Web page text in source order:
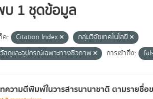
1 ชุดข้อมูล
ค: Citation Index
กลุ่มวิจัยเทคโนโลยี
วัสดุและอุปกรณ์เฉพาะทางชีวภาพ
การเข้าถึง:
ความตีพิมพ์ในวารสารนานาชาติ ตามรายชื่